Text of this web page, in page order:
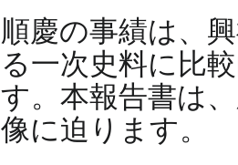
順慶の事績は、
る一次史料に比
す。本報告書は
像に迫ります。